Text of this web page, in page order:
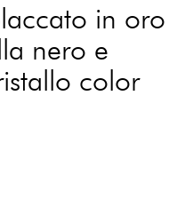
in oro
nero e
color